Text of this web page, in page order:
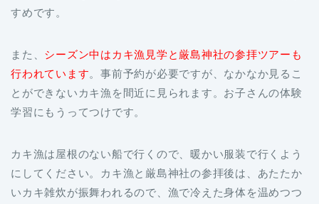
すめです。
また、 シーズン中はカキ漁見学と厳島神社の参拝ツアーも
行われています。事前予約が必要ですが、なかなか見るこ
とができないカキ漁を間近に見られます。お子さんの体験
学習にもうってつけです。
カキ漁は屋根のない船で行くので、暖かい服装で行くよう
にしてください。カキ漁と厳島神社の参拝後は、あたたか
いカキ雑炊が振舞われるので、漁で冷えた身体を温めつつ